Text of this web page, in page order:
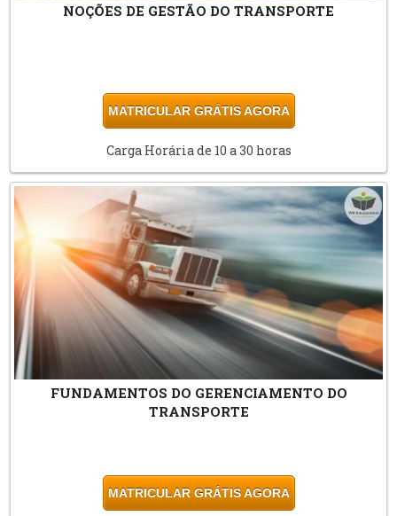
NOÇÕES DE GESTÃO DO TRANSPORTE
MATRICULAR GRÁTIS AGORA
Carga Horária de 10 a 30 horas
FUNDAMENTOS DO GERENCIAMENTO DO
TRANSPORTE
MATRICULAR GRÁTIS AGORA